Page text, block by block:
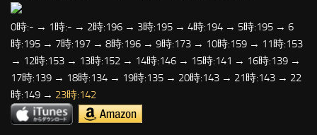
0時:- → 1時:- → 2時:196 → 3時:195 → 4時:194 → 5時:195 → 6
時:195 → 7時:197 → 8時:196 → 9時:173 → 10時:159 → 11時:153
→ 12時:153 → 13時:152 → 14時:146 → 15時:141 → 16時:139 →
17時:139 → 18時:134 → 19時:135 → 20時:143 → 21時:143 → 22
時:149 → 23時:142